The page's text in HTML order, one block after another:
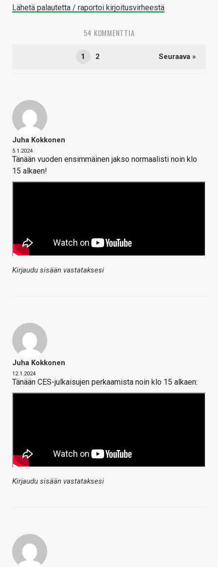
Lähetä palautetta / raportoi kirjoitusvirheestä
54 KOMMENTTIA
1 2 Seuraava »
Juha Kokkonen
5.1.2024
Tänään vuoden ensimmäinen jakso normaalisti noin klo
15 alkaen!
Kirjaudu sisään vastataksesi
Juha Kokkonen
12.1.2024
Tänään CES-julkaisujen perkaamista noin klo 15 alkaen:
Kirjaudu sisään vastataksesi